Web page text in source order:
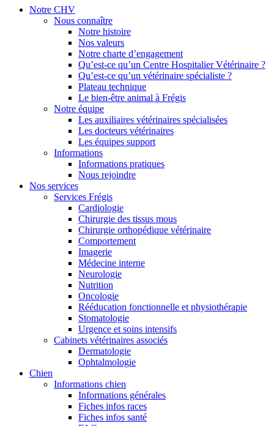
Notre CHV
Nous connaître
Notre histoire
Nos valeurs
Notre charte d’engagement
Qu’est-ce qu’un Centre Hospitalier Vétérinaire ?
Qu’est-ce qu’un vétérinaire spécialiste ?
Plateau technique
Le bien-être animal à Frégis
Notre équipe
Les auxiliaires vétérinaires spécialisées
Les docteurs vétérinaires
Les équipes support
Informations
Informations pratiques
Nous rejoindre
Nos services
Services Frégis
Cardiologie
Chirurgie des tissus mous
Chirurgie orthopédique vétérinaire
Comportement
Imagerie
Médecine interne
Neurologie
Nutrition
Oncologie
Rééducation fonctionnelle et physiothérapie
Stomatologie
Urgence et soins intensifs
Cabinets vétérinaires associés
Dermatologie
Ophtalmologie
Chien
Informations chien
Informations générales
Fiches infos races
Fiches infos santé